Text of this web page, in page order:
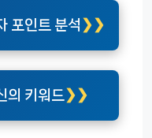
포인트 분석
의 키워드